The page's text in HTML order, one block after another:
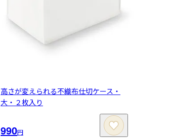
高さが変えられる不織布仕切ケース・
大・２枚入り
990円